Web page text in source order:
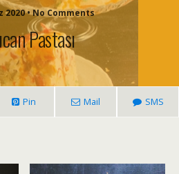
2020 • No Comments
Pastası
Pin Mail SMS